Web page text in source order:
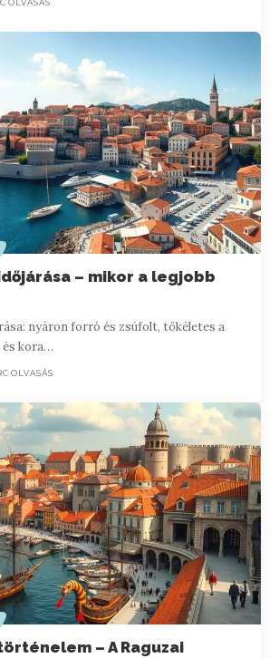
OLVASÁS
– mikor a legjobb
nyáron forró és zsúfolt, tökéletes a
és kora…
OLVASÁS
– A Raguzai